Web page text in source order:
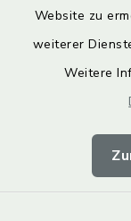
Website zu
weiterer
Weitere